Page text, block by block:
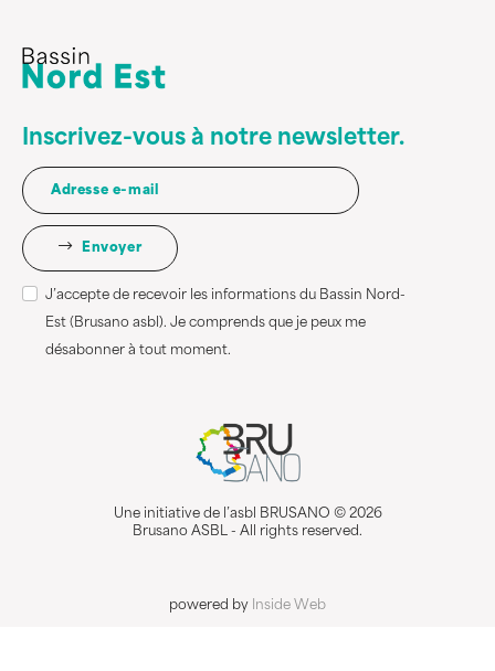
Inscrivez-vous à notre newsletter.
Envoyer
J’accepte de recevoir les informations du Bassin Nord-
Est (Brusano asbl). Je comprends que je peux me
désabonner à tout moment.
Une initiative de l’asbl BRUSANO © 2026
Brusano ASBL - All rights reserved.
powered by Inside Web